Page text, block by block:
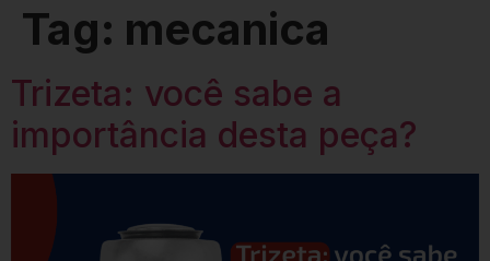
Tag: mecanica
Trizeta: você sabe a
importância desta peça?